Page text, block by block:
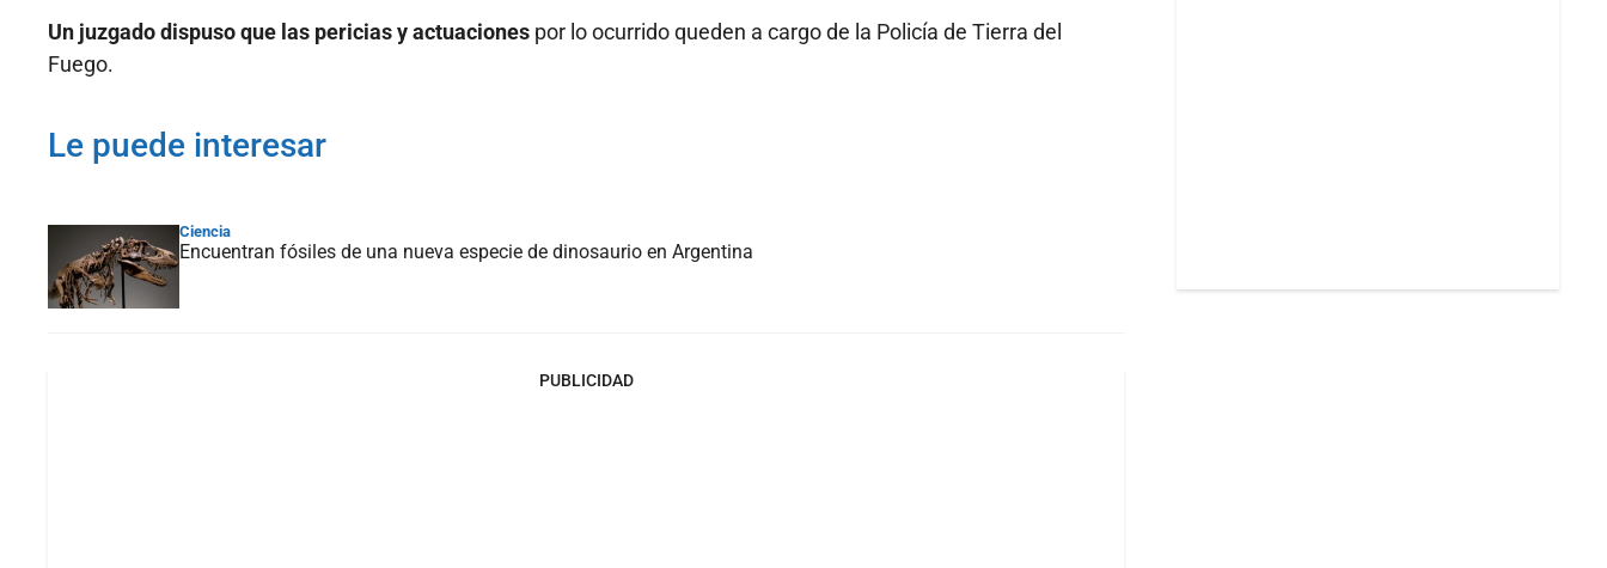
Un juzgado dispuso que las pericias y actuaciones por lo ocurrido queden a cargo de la Policía de Tierra del
Fuego.
Le puede interesar
Ciencia
Encuentran fósiles de una nueva especie de dinosaurio en Argentina
PUBLICIDAD